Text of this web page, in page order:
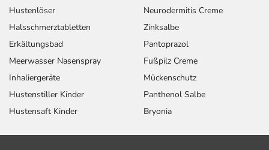
Hustenlöser
Halsschmerztabletten
Erkältungsbad
Meerwasser Nasenspray
Inhaliergeräte
Hustenstiller Kinder
Hustensaft Kinder
Neurodermitis Creme
Zinksalbe
Pantoprazol
Fußpilz Creme
Mückenschutz
Panthenol Salbe
Bryonia